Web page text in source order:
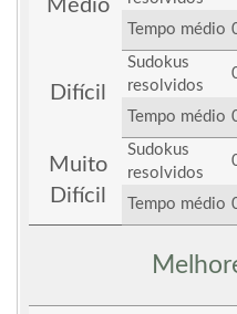
Médio
Tempo médio
Difícil
Sudokus
resolvidos
Tempo médio
Muito
Difícil
Sudokus
resolvidos
Tempo médio